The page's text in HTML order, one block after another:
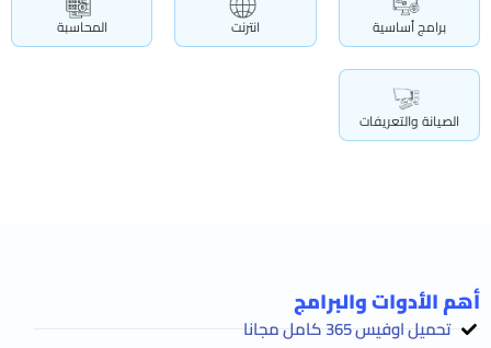
برامج أساسية انترنت المحاسبة
الصيانة والتعريفات
أهم الأدوات والبرامج
تحميل اوفيس 365 كامل مجانا